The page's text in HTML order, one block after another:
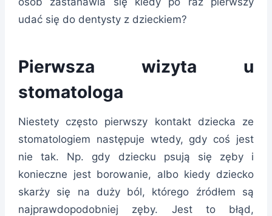
udać się do dentysty z dzieckiem?
Pierwsza wizyta u
stomatologa
Niestety często pierwszy kontakt dziecka ze
stomatologiem następuje wtedy, gdy coś jest
nie tak. Np. gdy dziecku psują się zęby i
konieczne jest borowanie, albo kiedy dziecko
skarży się na duży ból, którego źródłem są
najprawdopodobniej zęby. Jest to błąd,